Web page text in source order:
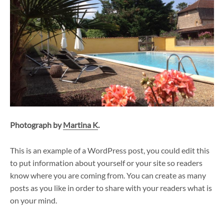
Photograph byMartina K.
This is an example of a WordPress post, you could edit this
to put information about yourself or your site so readers
know where you are coming from. You can create as many
posts as you like in order to share with your readers what is
on your mind.